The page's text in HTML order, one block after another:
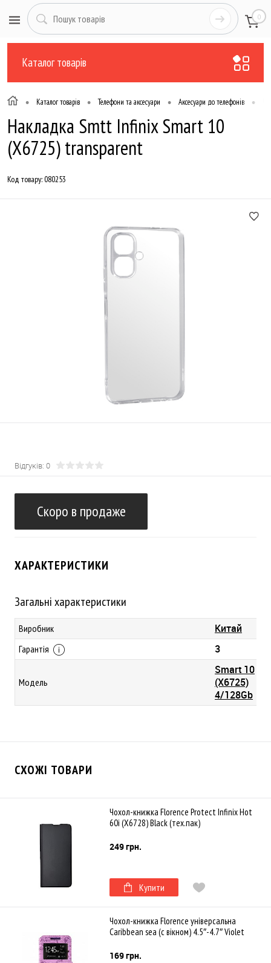
0
Каталог товарів
• Каталог товарів • Телефони та аксесуари • Аксесуари до телефонів •
Накладка Smtt Infinix Smart 10
(X6725) transparent
Код товару:080253
Відгуків: 0
Скоро в продаже
ХАРАКТЕРИСТИКИ
Загальні характеристики
Виробник Китай
Гарантія 3
Модель
Smart 10
(X6725)
4/128Gb
СХОЖІ ТОВАРИ
Чохол-книжка Florence Protect Infinix Hot
60i (X6728) Black (тех.пак)
249 грн.
Купити
Чохол-книжка Florence універсальна
Caribbean sea (с вікном) 4.5″-4.7″ Violet
169 грн.